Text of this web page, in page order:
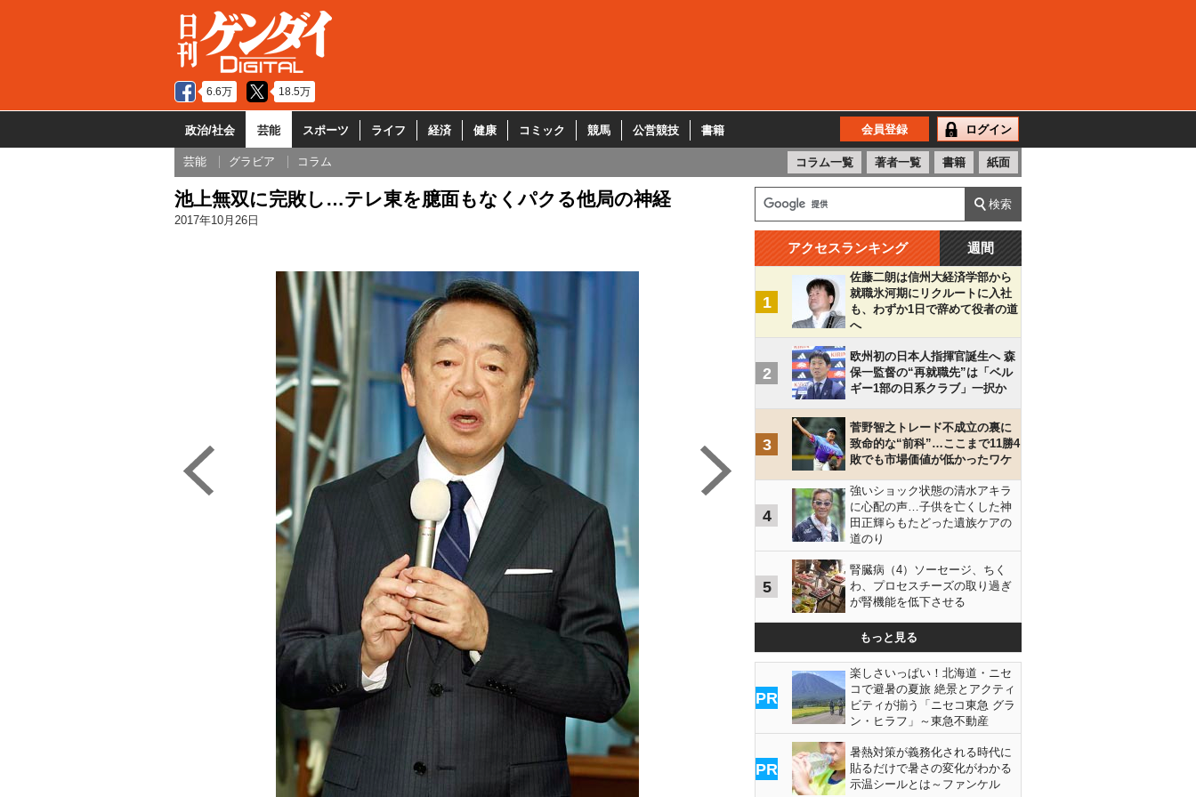
6.6万 18.5万
政治/社会 芸能 スポーツ ライフ 経済 健康 コミック 競馬 公営競技 書籍 会員登録 ログイン
芸能 グラビア コラム コラム一覧 著者一覧 書籍 紙面
池上無双に完敗し…テレ東を臆面もなくパクる他局の神経
2017年10月26日
アクセスランキング 週間
1
佐藤二朗は信州大経済学部から
就職氷河期にリクルートに入社
も、わずか1日で辞めて役者の道
へ
2
欧州初の日本人指揮官誕生へ 森
保一監督の“再就職先”は「ベル
ギー1部の日系クラブ」一択か
3
菅野智之トレード不成立の裏に
致命的な“前科”…ここまで11勝4
敗でも市場価値が低かったワケ
4
強いショック状態の清水アキラ
に心配の声…子供を亡くした神
田正輝らもたどった遺族ケアの
道のり
5
腎臓病（4）ソーセージ、ちく
わ、プロセスチーズの取り過ぎ
が腎機能を低下させる
もっと見る
PR
楽しさいっぱい！北海道・ニセ
コで避暑の夏旅 絶景とアクティ
ビティが揃う「ニセコ東急 グラ
ン・ヒラフ」～東急不動産
PR
暑熱対策が義務化される時代に
貼るだけで暑さの変化がわかる
示温シールとは～ファンケル